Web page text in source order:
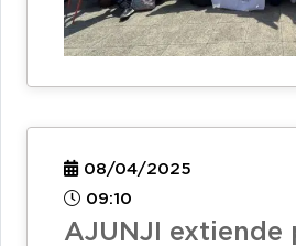
08/04/2025
09:10
AJUNJI extiende